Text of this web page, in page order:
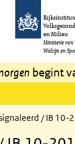
gaan
en Milieu
Ministerie van
Welzijn en
begint
/ IB 10-